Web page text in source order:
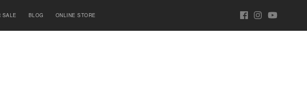
SALE BLOG ONLINE STORE